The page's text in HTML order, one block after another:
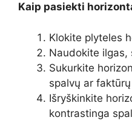
Kaip pasiekti
Klokite plyteles
Naudokite ilgas,
Sukurkite
spalvų ar
Išryškinkite
kontrastinga